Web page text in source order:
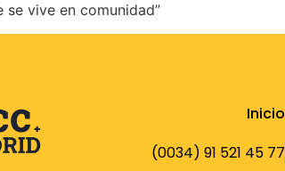
se vive en comunidad”
Inicio
(0034) 91 521 45 77